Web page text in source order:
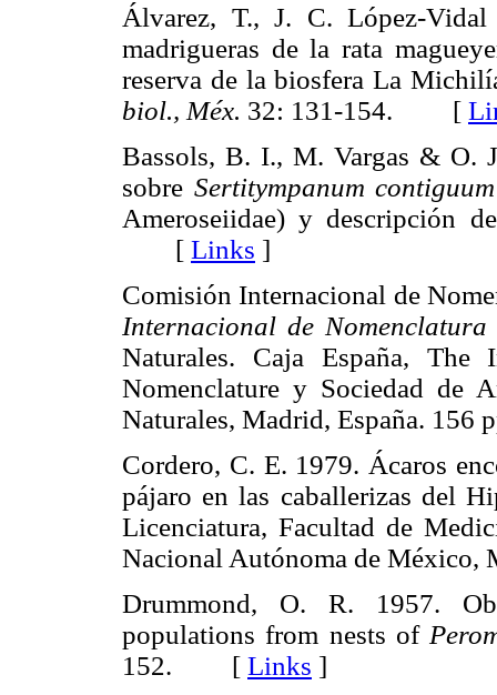
Álvarez, T., J. C. López-
madrigueras de la rata
reserva de la biosfera La
biol., Méx. 32: 131-154. [
Bassols, B. I., M. Vargas & O.
sobre Sertitympanum contiguum
Ameroseiidae) y descripción
[ Links ]
Comisión Internacional de
Internacional de
Naturales. Caja España, The
Nomenclature y Sociedad de
Naturales, Madrid, España.
Cordero, C. E. 1979. Ácaros
pájaro en las caballerizas del
Licenciatura, Facultad de
Nacional Autónoma de
Drummond, O. R. 1957.
populations from nests of
152. [ Links ]